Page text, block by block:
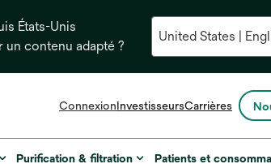
États-Unis
un contenu adapté ?
ConnexionInvestisseurss’ouvre
un
nouvel
Carrières
Purification & filtration Patients et